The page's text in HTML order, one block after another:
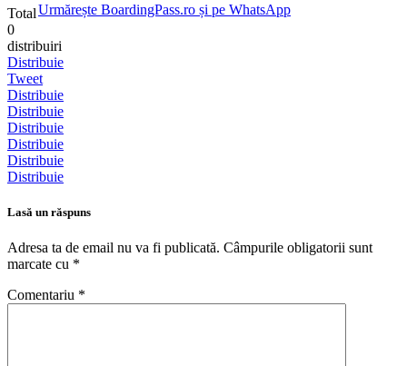
Urmărește BoardingPass.ro și pe WhatsApp
Total
0
distribuiri
Distribuie
Tweet
Distribuie
Distribuie
Distribuie
Distribuie
Distribuie
Distribuie
Lasă un răspuns
Adresa ta de email nu va fi publicată. Câmpurile obligatorii sunt
marcate cu *
Comentariu *